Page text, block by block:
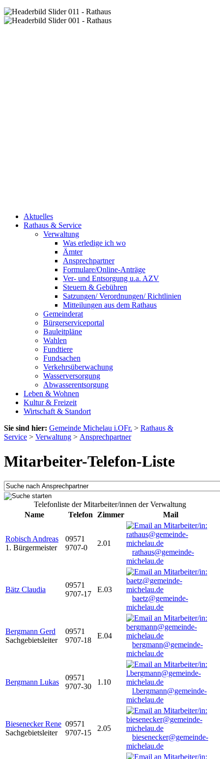
Aktuelles
Rathaus & Service
Verwaltung
Was erledige ich wo
Ämter
Ansprechpartner
Formulare/Online-Anträge
Ver- und Entsorgung u.a. AZV
Steuern & Gebühren
Satzungen/ Verordnungen/ Richtlinien
Mitteilungen aus dem Rathaus
Gemeinderat
Bürgerserviceportal
Bauleitpläne
Wahlen
Fundtiere
Fundsachen
Verkehrsüberwachung
Wasserversorgung
Abwasserentsorgung
Leben & Wohnen
Kultur & Freizeit
Wirtschaft & Standort
Sie sind hier: Gemeinde Michelau i.OFr. > Rathaus &
Service > Verwaltung > Ansprechpartner
Mitarbeiter-Telefon-Liste
Telefonliste der Mitarbeiter/innen der Verwaltung
Name
Telefon Zimmer Mail
Robisch Andreas
1. Bürgermeister
09571
9707-0
2.01
rathaus@gemeinde-
michelau.de
Bätz Claudia
09571
9707-17
E.03
baetz@gemeinde-
michelau.de
Bergmann Gerd
Sachgebietsleiter
09571
9707-18
E.04
bergmann@gemeinde-
michelau.de
Bergmann Lukas
09571
9707-30
1.10
l.bergmann@gemeinde-
michelau.de
Biesenecker Rene
Sachgebietsleiter
09571
9707-15
2.05
biesenecker@gemeinde-
michelau.de